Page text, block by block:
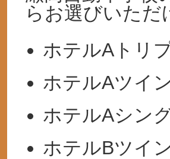
らお選びいただ
ホテルA トリ
ホテルAツイ
ホテルAシン
ホテルBツイ